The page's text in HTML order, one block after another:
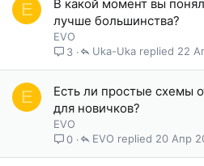
E
В какой момент вы
лучше большинства?
EVO
3
22
Uka-Uka
E
Есть ли простые схемы
для новичков?
EVO
0
20 Апр
EVO